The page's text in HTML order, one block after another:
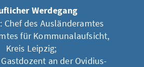
Werdegang
Chef des Ausländeramtes
für Kommunalaufsicht,
Kreis Leipzig;
an der Ovidius-